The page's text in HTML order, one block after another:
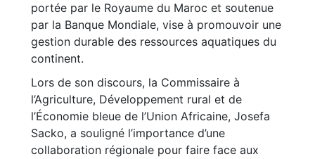
portée par le Royaume du Maroc et soutenue
par la Banque Mondiale, vise à promouvoir une
gestion durable des ressources aquatiques du
continent.
Lors de son discours, la Commissaire à
l’Agriculture, Développement rural et de
l’Économie bleue de l’Union Africaine, Josefa
Sacko, a souligné l’importance d’une
collaboration régionale pour faire face aux